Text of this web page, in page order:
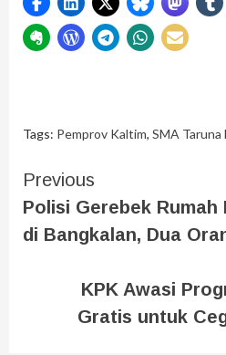
Tags: Pemprov Kaltim, SMA Taruna
Previous
Polisi Gerebek Rumah
di Bangkalan, Dua
KPK Awasi
Gratis untuk